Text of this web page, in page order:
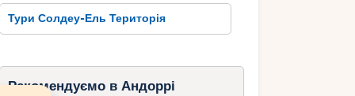
Тури Солдеу-Ель Територія
Рекомендуємо в Андоррі